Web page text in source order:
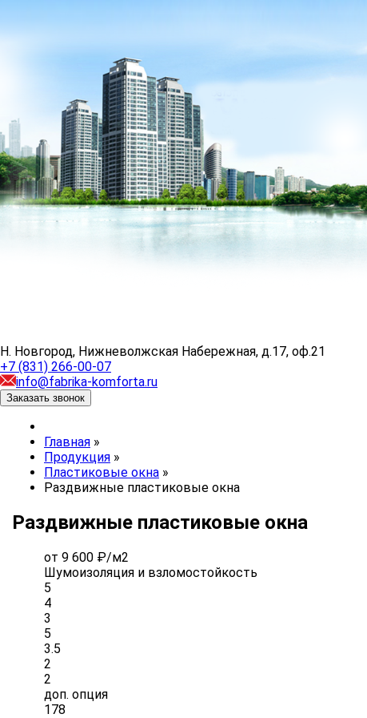
Н. Новгород, Нижневолжская Набережная, д.17, оф.21
+7 (831) 266-00-07
info@fabrika-komforta.ru
Заказать звонок
Главная »
Продукция »
Пластиковые окна »
Раздвижные пластиковые окна
Раздвижные пластиковые окна
от 9 600 ₽/м2
Шумоизоляция и взломостойкость
5
4
3
5
3.5
2
2
доп. опция
178